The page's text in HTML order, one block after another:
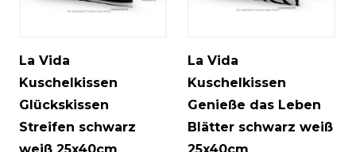
La Vida
Kuschelkissen
Glückskissen
Streifen schwarz
La Vida
Kuschelkissen
Genieße das Leben
Blätter schwarz weiß